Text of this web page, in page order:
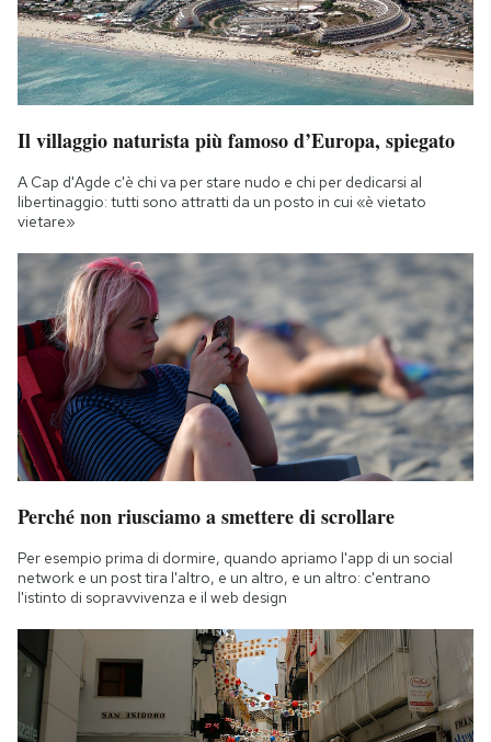
Il villaggio naturista più famoso d’Europa, spiegato
A Cap d'Agde c'è chi va per stare nudo e chi per dedicarsi al
libertinaggio: tutti sono attratti da un posto in cui «è vietato
vietare»
Perché non riusciamo a smettere di scrollare
Per esempio prima di dormire, quando apriamo l'app di un social
network e un post tira l'altro, e un altro, e un altro: c'entrano
l'istinto di sopravvivenza e il web design